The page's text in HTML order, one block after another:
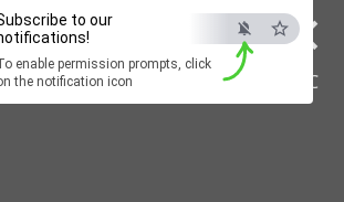
×
ESC
to our
enable permission prompts, click
the notification icon
Beauty Hunter
dostawa do Polski już od 3 dni